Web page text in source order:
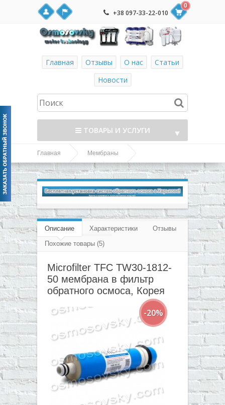
+38 097-33-22-010
0
Главная Отзывы О нас
Статьи
Новости
ТОВАРЫ И УСЛУГИ ▼
▼
▼
▼
▼
Главная Мембраны
Microfilter мембраны Microfilter TFC TW30-
1812-50 мембрана в системы обратного осмоса
Описание Характеристики
Отзывы
Похожие товары (5)
Microfilter TFC TW30-1812-
50 мембрана в фильтр
обратного осмоса, Корея
-20%